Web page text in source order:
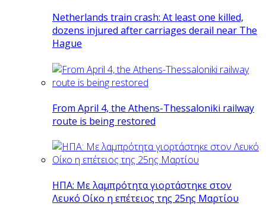
Netherlands train crash: At least one killed,
dozens injured after carriages derail near The
Hague
From April 4, the Athens-Thessaloniki railway
route is being restored
ΗΠΑ: Με λαμπρότητα γιορτάστηκε στον
Λευκό Οίκο η επέτειος της 25ης Μαρτίου